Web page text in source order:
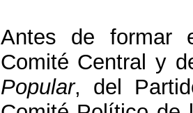
Antes de
Comité Central y
Popular, del